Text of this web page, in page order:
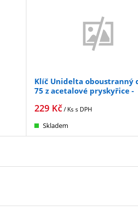
Klíč Unidelta oboustranný
75 z acetalové pryskyřice -
229Kč/ Kss DPH
Skladem